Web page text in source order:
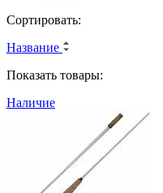
Сортировать:
Название
Показать товары:
Наличие